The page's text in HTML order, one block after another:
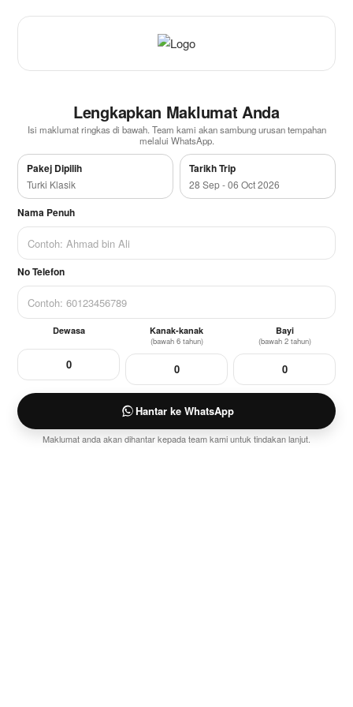
Lengkapkan Maklumat Anda
Isi maklumat ringkas di bawah. Team kami akan sambung urusan tempahan
melalui WhatsApp.
Pakej Dipilih
Turki Klasik
Tarikh Trip
28 Sep - 06 Oct 2026
Nama Penuh
No Telefon
Dewasa Kanak-kanak
(bawah 6 tahun)
Bayi
(bawah 2 tahun)
Hantar ke WhatsApp
Maklumat anda akan dihantar kepada team kami untuk tindakan lanjut.